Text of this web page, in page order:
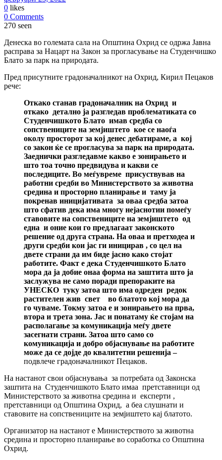
0 likes
0 Comments
270 seen
Денеска во големата сала на Општина Охрид се одржа Јавна
расправа за Нацарт на Закон за прогласување на Студенчишко
Блато за парк на природата.
Пред присутните градоначалникот на Охрид, Кирил Пецаков
рече:
Откако станав градоначалник на Охрид и
откако детално ја разгледав проблематиката со
Студенчишкото Блато имав средба со
сопствениците на земјиштето кое се наоѓа
околу просторот за кој денес дебатираме, а кој
со закон ќе се прогласува за парк на природата.
Заеднички разгледавме какво е зонирањето и
што тоа точно предвидува и какви се
последиците. Во меѓувреме присуствував на
работни средби во Министерството за животна
средина и просторно планирање и таму ја
покренав иницијативата за оваа средба затоа
што сфатив дека има многу нејаснотии помеѓу
ставовите на сопствениците на земјиштето од
една и оние кои го предлагаат законското
решение од друга страна. На оваа и претходеа и
други средби кои јас ги иницирав , со цел на
двете страни да им биде јасно како стојат
работите. Факт е дека Студенчишкото Блато
мора да ја добие онаа форма на заштита што ја
заслужува не само поради препораките на
УНЕСКО туку затоа што има одреден редок
растителен жив свет во блатото кој мора да
го чуваме. Токму затоа е и зонирањето на прва,
втора и трета зона. Јас и понатаму ќе стојам на
располагање за комуникација меѓу двете
засегнати страни. Затоа што само со
комуникација и добро објаснување на работите
може да се дојде до квалитетни решенија –
подвлече градоначалникот Пецаков.
На настанот свои објаснувања за потребата од Законска
заштита на Студенчишкото Блато имаа претставници од
Министерството за животна средина и експерти ,
претставници од Општина Охрид, а беа слушнати и
ставовите на сопствениците на земјиштето кај блатото.
Организатор на настанот е Министерството за животна
средина и просторно планирање во соработка со Општинa
Охрид.